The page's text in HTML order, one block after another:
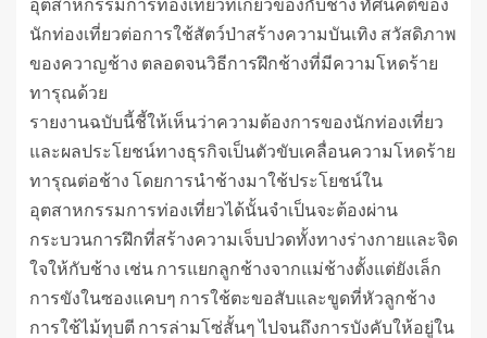
นักท่องเที่ยวต่อการใช้สัตว์ป่าสร้างความบันเทิง สวัสดิภาพ
ของควาญช้าง ตลอดจนวิธีการฝึกช้างที่มีความโหดร้าย
ทารุณด้วย
รายงานฉบับนี้ชี้ให้เห็นว่าความต้องการของนักท่องเที่ยว
และผลประโยชน์ทางธุรกิจเป็นตัวขับเคลื่อนความโหดร้าย
ทารุณต่อช้าง โดยการนำช้างมาใช้ประโยชน์ใน
อุตสาหกรรมการท่องเที่ยวได้นั้นจำเป็นจะต้องผ่าน
กระบวนการฝึกที่สร้างความเจ็บปวดทั้งทางร่างกายและจิด
ใจให้กับช้าง เช่น การแยกลูกช้างจากแม่ช้างตั้งแต่ยังเล็ก
การขังในซองแคบๆ การใช้ตะขอสับและขูดที่หัวลูกช้าง
การใช้ไม้ทุบตี การล่ามโซ่สั้นๆ ไปจนถึงการบังคับให้อยู่ใน